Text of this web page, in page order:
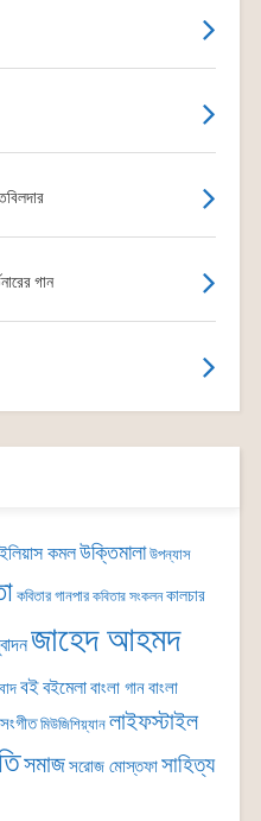
গান
কমলউক্তিমালা উপন্যাস
কবিতার গানপার কবিতার সংকলন কালচার
জাহেদ আহমদ
বইবইমেলাবাংলা গানবাংলা
মিউজিশিয়্যান লাইফস্টাইল
সমাজসরোজ মোস্তফাসাহিত্য